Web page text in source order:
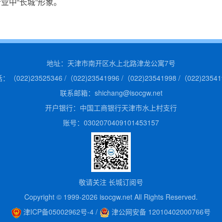
地址：天津市南开区水上北路津龙公寓7号
：（022)23525346 /（022)23541996 /（022)23541998 /（
联系邮箱：shichang@isocgw.net
开户银行：中国工商银行天津市水上村支行
账号：0302070409101453157
敬请关注 长城订阅号
Copyright © 1999-2026 isocgw.net All Rights Reserved.
津ICP备05002962号-4 / 津公网安备 12010402000766号